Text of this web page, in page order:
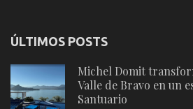
ÚLTIMOS POSTS
Michel Domit
Valle de Bravo en un
Santuario